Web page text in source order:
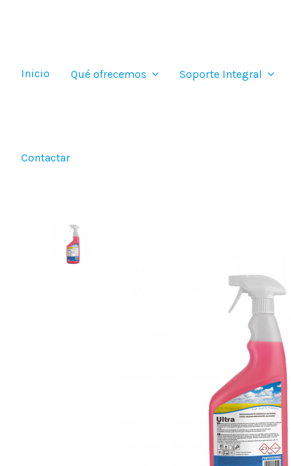
Inicio Qué ofrecemos Soporte Integral
Contactar